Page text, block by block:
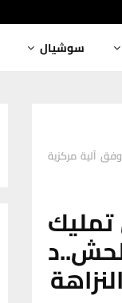
سوشيال
آلية مركزية